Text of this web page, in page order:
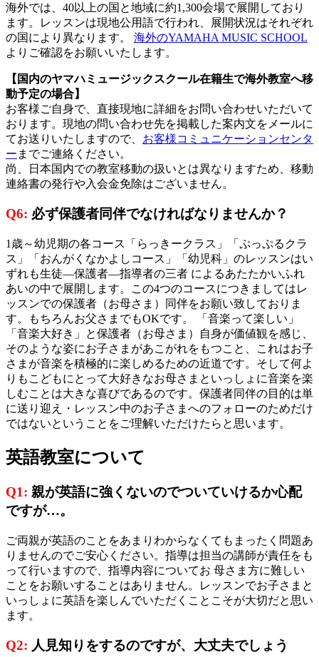
海外では、40以上の国と地域に約1,300会場で展開しており
ます。レッスンは現地公用語で行われ、展開状況はそれぞれ
の国により異なります。 海外のYAMAHA MUSIC SCHOOL
よりご確認をお願いいたします。
【国内のヤマハミュージックスクール在籍生で海外教室へ移
動予定の場合】
お客様ご自身で、直接現地に詳細をお問い合わせいただいて
おります。現地の問い合わせ先を掲載した案内文をメールに
てお送りいたしますので、 お客様コミュニケーションセンタ
ー までご連絡ください。
尚、日本国内での教室移動の扱いとは異なりますため、移動
連絡書の発行や入会金免除はございません。
Q6: 必ず保護者同伴でなければなりませんか？
1歳～幼児期の各コース「らっきークラス」「ぷっぷるクラ
ス」「おんがくなかよしコース」「幼児科」のレッスンはい
ずれも生徒―保護者―指導者の三者 によるあたたかいふれ
あいの中で展開します。この4つのコースにつきましてはレ
ッスンでの保護者（お母さま）同伴をお願い致しておりま
す。もちろんお父さまでもOKです。 「音楽って楽しい」
「音楽大好き」と保護者（お母さま）自身が価値観を感じ、
そのような姿にお子さまがあこがれをもつこと、これはお子
さまが音楽を積極的に楽しめるための近道です。そして何よ
りもこどもにとって大好きなお母さまといっしょに音楽を楽
しむことは大きな喜びであるのです。保護者同伴の目的は単
に送り迎え・レッスン中のお子さまへのフォローのためだけ
ではないということをご理解いただけたらと思います。
英語教室について
Q1: 親が英語に強くないのでついていけるか心配
ですが…。
ご両親が英語のことをあまりわからなくてもまったく問題あ
りませんのでご安心ください。指導は担当の講師が責任をも
って行いますので、指導内容についてお 母さま方に難しい
ことをお願いすることはありません。レッスンでお子さまと
いっしょに英語を楽しんでいただくことこそが大切だと思い
ます。
Q2: 人見知りをするのですが、大丈夫でしょう